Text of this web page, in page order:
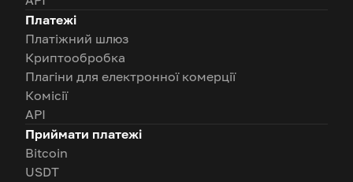
Платежі
Платіжний шлюз
Криптообробка
Плагіни для електронної комерції
Комісії
API
Приймати платежі
Bitcoin
USDT